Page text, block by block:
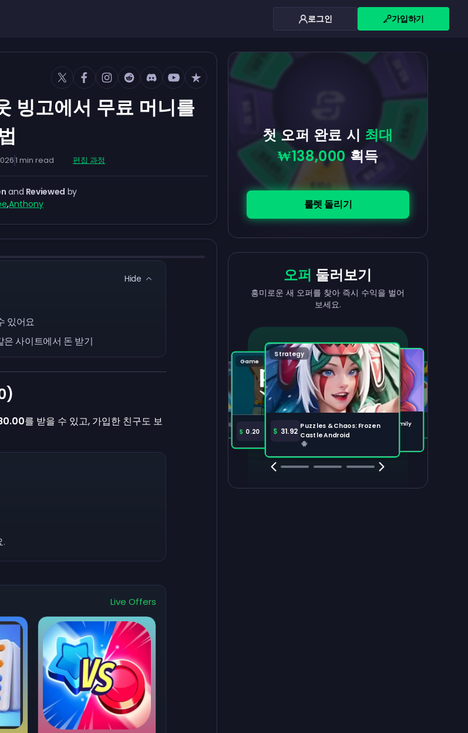
로그인 가입하기
빙고에서 무료 머니를
1 min read 편집 과정
and Reviewed by
,Anthony
Hide
있어요
사이트에서 돈 받기
)
를 받을 수 있고, 가입한 친구도 보
.
Live Offers
첫 오퍼 완료 시 최대
₩138,000획득
룰렛 돌리기
$100
$5.00
$5.00
$0.10 $5.00
$0.10
오퍼 둘러보기
흥미로운 새 오퍼를 찾아 즉시 수익을 벌어
보세요.
Tabletop
$ 36.02 Bingo Dice iOS
Puzzle
$ 30.00Merge Help: Warm Family
Android
Strategy
$ 31.92 Puzzles & Chaos: Frozen
Castle Android
Game
$ 0.20 Amazon Prime
Game
36.97
리워드받기
태스크를 완료하고 잔액이 늘어나는 걸
지켜보세요.
100,000
주요 오퍼 전체 보기
Clash Royale
현금으로출금
수익을 빠르고 간편하게 현금화하세요.